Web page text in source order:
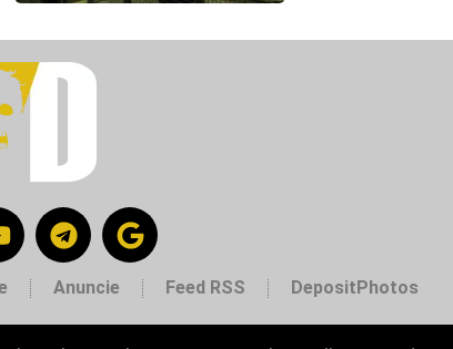
Anuncie Feed RSS DepositPhotos